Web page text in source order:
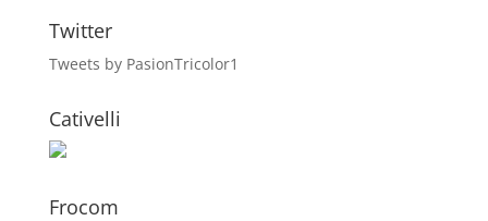
Twitter
Tweets by PasionTricolor1
Cativelli
Frocom